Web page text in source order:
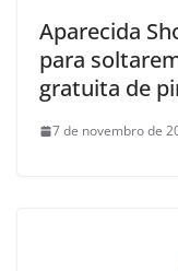
Aparecida
para
gratuita de
7 de novembro de